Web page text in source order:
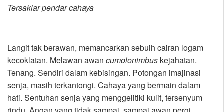
Tersaklar pendar cahaya
Langit tak berawan, memancarkan sebuih cairan logam
kecoklatan. Melawan awan cumolonimbus kejahatan.
Tenang. Sendiri dalam kebisingan. Potongan imajinasi
senja, masih terkantongi. Cahaya yang bermain dalam
hati. Sentuhan senja yang menggelitiki kulit, tersenyum
rindu. Angan yang tidak sampai, sampai awan pergi